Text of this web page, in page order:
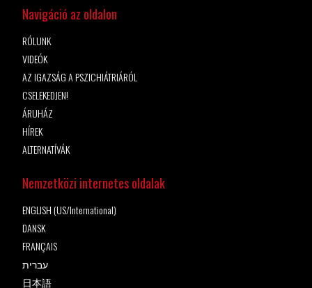
Navigáció az oldalon
RÓLUNK
VIDEÓK
AZ IGAZSÁG A PSZICHIÁTRIÁRÓL
CSELEKEDJEN!
ÁRUHÁZ
HÍREK
ALTERNATÍVÁK
Nemzetközi internetes oldalak
ENGLISH (US/International)
DANSK
FRANÇAIS
עברית
日本語